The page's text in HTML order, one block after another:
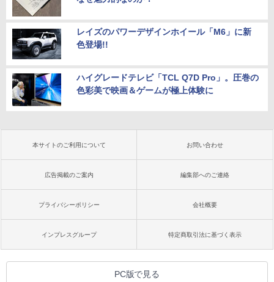
レイズのパワーデザインホイール「M6」に新
色登場!!
ハイグレードテレビ「TCL Q7D Pro」。圧巻の
色彩美で映画＆ゲームが極上体験に
本サイトのご利用について お問い合わせ
広告掲載のご案内 編集部へのご連絡
プライバシーポリシー 会社概要
インプレスグループ 特定商取引法に基づく表示
PC版で見る